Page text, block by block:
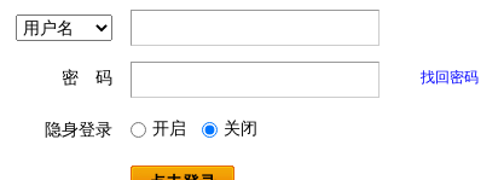
密 码 找回密码
隐身登录 开启 关闭